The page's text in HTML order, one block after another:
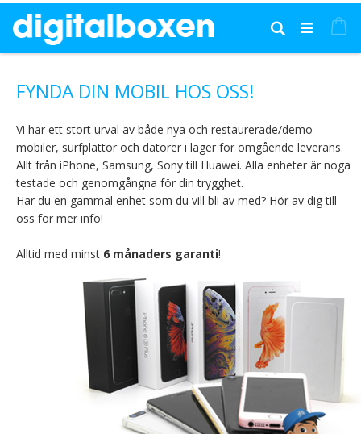
till
innehållet
Sök
FYNDA DIN MOBIL HOS OSS!
Vi har ett stort urval av både nya och restaurerade/demo
mobiler, surfplattor och datorer i lager för omgående leverans.
Allt från iPhone, Samsung, Sony till Huawei. Alla enheter är noga
testade och genomgångna för din trygghet.
Har du en gammal enhet som du vill bli av med? Hör av dig till
oss för mer info!
Alltid med minst 6 månaders garanti!